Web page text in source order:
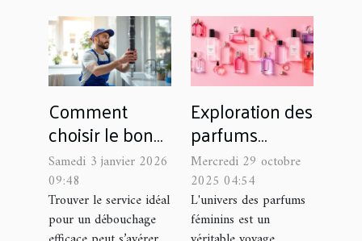
Comment
choisir le bon
service pour un
débouchage
efficace ?
Samedi 3 janvier 2026
09:48
Trouver le service idéal
pour un débouchage
Exploration des
parfums
féminins :
Comment
choisir selon
l'intensité et
Mercredi 29 octobre
2025 04:54
L'univers des parfums
féminins est un